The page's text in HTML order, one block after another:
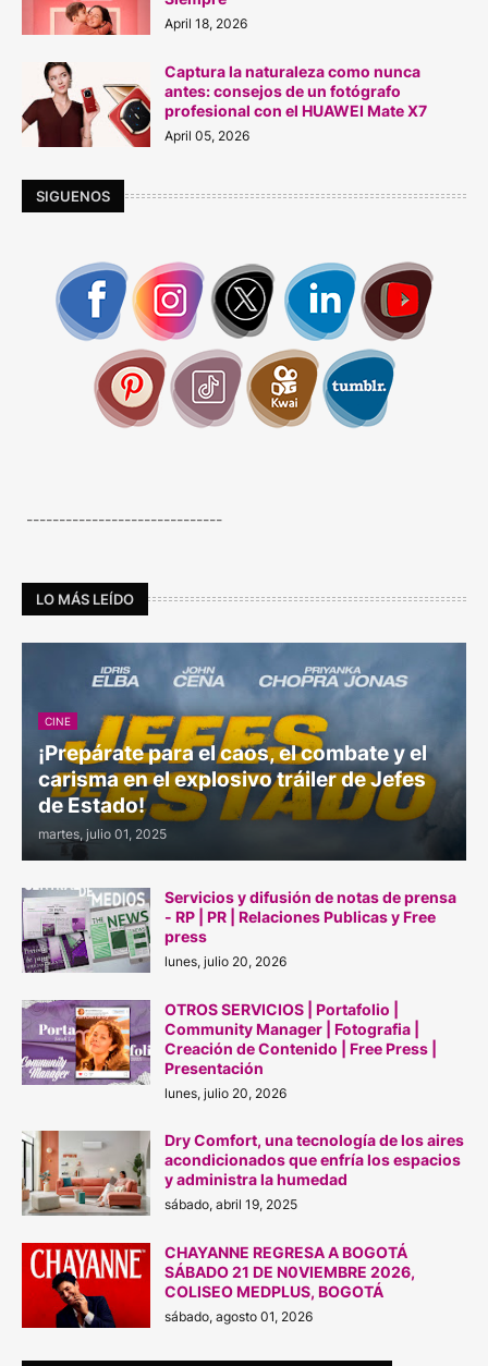
April 18, 2026
Captura la naturaleza como nunca
antes: consejos de un fotógrafo
profesional con el HUAWEI Mate X7
April 05, 2026
SIGUENOS
------------------------------
LO MÁS LEÍDO
CINE
¡Prepárate para el caos, el combate y el
carisma en el explosivo tráiler de Jefes
de Estado!
martes, julio 01, 2025
Servicios y difusión de notas de prensa
- RP | PR | Relaciones Publicas y Free
press
lunes, julio 20, 2026
OTROS SERVICIOS | Portafolio |
Community Manager | Fotografia |
Creación de Contenido | Free Press |
Presentación
lunes, julio 20, 2026
Dry Comfort, una tecnología de los aires
acondicionados que enfría los espacios
y administra la humedad
sábado, abril 19, 2025
CHAYANNE REGRESA A BOGOTÁ
SÁBADO 21 DE N0VIEMBRE 2026,
COLISEO MEDPLUS, BOGOTÁ
sábado, agosto 01, 2026